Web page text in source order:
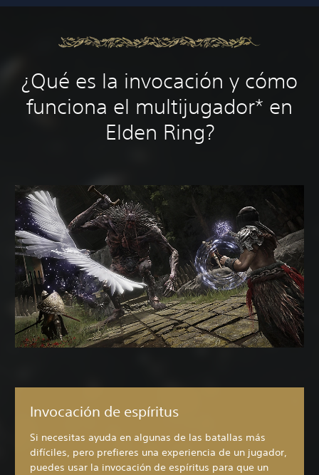
¿Qué es la invocación y cómo
funciona el multijugador* en
Elden Ring?
Invocación de espíritus
Si necesitas ayuda en algunas de las batallas más
difíciles, pero prefieres una experiencia de un jugador,
puedes usar la invocación de espíritus para que un